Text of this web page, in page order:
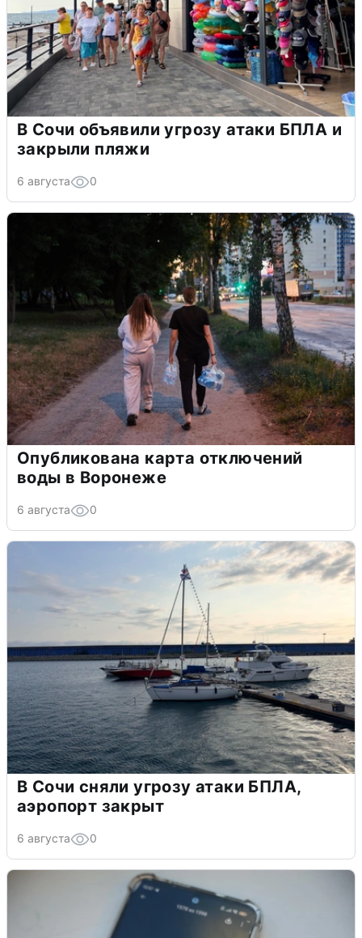
В Сочи объявили угрозу атаки БПЛА и
закрыли пляжи
6 августа 0
Опубликована карта отключений
воды в Воронеже
6 августа 0
В Сочи сняли угрозу атаки БПЛА,
аэропорт закрыт
6 августа 0